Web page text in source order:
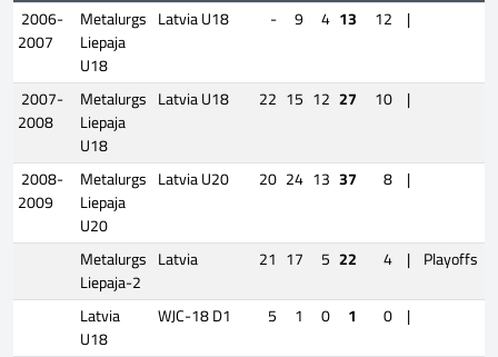
2006-
2007
Metalurgs
Liepaja
U18
Latvia U18 - 9 4 13 12 |
2007-
2008
Metalurgs
Liepaja
U18
Latvia U18 22 15 12 27 10 |
2008-
2009
Metalurgs
Liepaja
U20
Latvia U20 20 24 13 37 8 |
Metalurgs
Liepaja-2
Latvia 21 17 5 22 4 | Playoffs
Latvia
U18
WJC-18 D1 5 1 0 1 0 |